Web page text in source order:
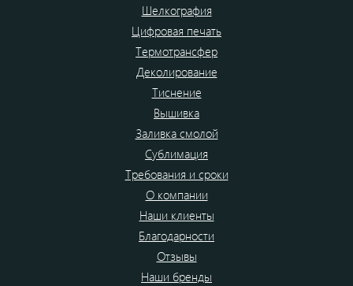
Шелкография
Цифровая печать
Термотрансфер
Деколирование
Тиснение
Вышивка
Заливка смолой
Сублимация
Требования и сроки
О компании
Наши клиенты
Благодарности
Отзывы
Наши бренды